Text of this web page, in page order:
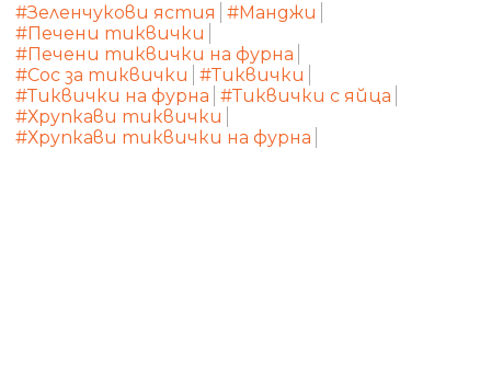
#Зеленчукови ястия
#Манджи
#Печени тиквички
#Печени тиквички на фурна
#Сос за тиквички
#Тиквички
#Тиквички на фурна #Тиквички с яйца
#Хрупкави тиквички
#Хрупкави тиквички на фурна